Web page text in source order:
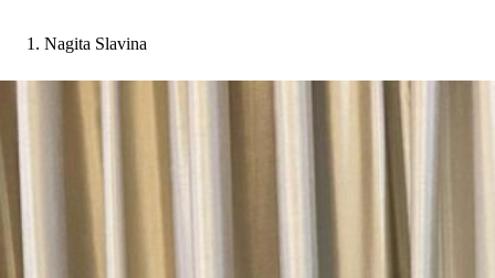
Nagita Slavina